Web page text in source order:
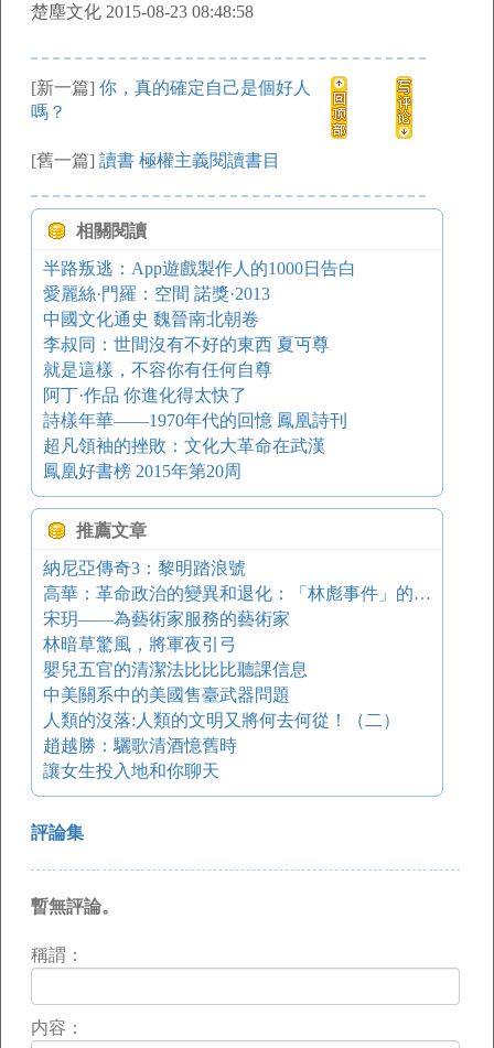
楚塵文化 2015-08-23 08:48:58
[新一篇] 你，真的確定自己是個好人
嗎？
[舊一篇] 讀書 極權主義閱讀書目
相關閱讀
半路叛逃：App遊戲製作人的1000日告白
愛麗絲·門羅：空間 諾獎·2013
中國文化通史 魏晉南北朝卷
李叔同：世間沒有不好的東西 夏丏尊
就是這樣，不容你有任何自尊
阿丁·作品 你進化得太快了
詩樣年華——1970年代的回憶 鳳凰詩刊
超凡領袖的挫敗：文化大革命在武漢
鳳凰好書榜 2015年第20周
推薦文章
納尼亞傳奇3：黎明踏浪號
高華：革命政治的變異和退化：「林彪事件」的再考察（上）
宋玥——為藝術家服務的藝術家
林暗草驚風，將軍夜引弓
嬰兒五官的清潔法比比比聽課信息
中美關系中的美國售臺武器問題
人類的沒落:人類的文明又將何去何從！（二）
趙越勝：驪歌清酒憶舊時
讓女生投入地和你聊天
評論集
暫無評論。
稱謂：
内容：